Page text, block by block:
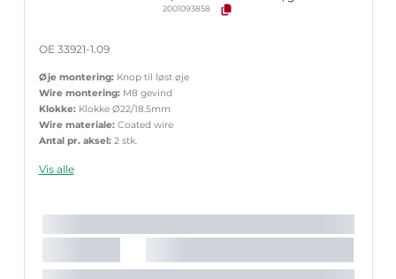
2001093858
OE 33921-1.09
Øje montering: Knop til løst øje
Wire montering: M8 gevind
Klokke: Klokke Ø22/18.5mm
Wire materiale: Coated wire
Antal pr. aksel: 2 stk.
Vis alle